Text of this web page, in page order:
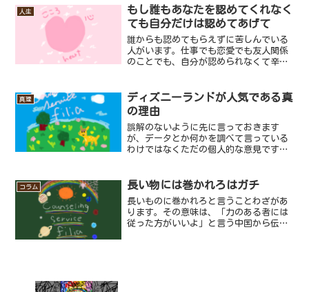
言ってくるため、あまり自分から話しか
けたくない気持ちになります...
人生
もし誰もあなたを認めてくれなく
ても自分だけは認めてあげて
誰からも認めてもらえずに苦しんでいる
人がいます。仕事でも恋愛でも友人関係
のことでも、自分が認められなくて辛く
ですが、自分が認められないことに苦し
んでいる最中は、なかなか...
真理
ディズニーランドが人気である真
の理由
誤解のないように先に言っておきます
が、データとか何かを調べて言っている
わけではなくただの個人的な意見ですの
ィズニーと言えば世界的人気アニメであ
コラム 長い物には巻かれろはガチ
長いものに巻かれろと言うことわざがあ
ります。その意味は、「力のある者には
従った方がいいよ」と言う中国から伝わ